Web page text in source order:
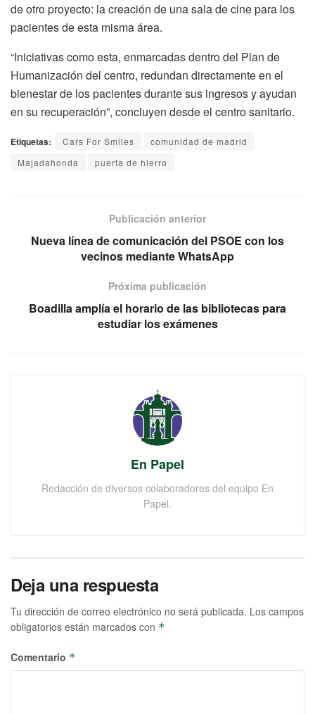
de otro proyecto: la creación de una sala de cine para los
pacientes de esta misma área.
“Iniciativas como esta, enmarcadas dentro del Plan de
Humanización del centro, redundan directamente en el
bienestar de los pacientes durante sus ingresos y ayudan
en su recuperación”, concluyen desde el centro sanitario.
Etiquetas: Cars For Smiles
comunidad de madrid
Majadahonda
puerta de hierro
Publicación anterior
Nueva línea de comunicación del PSOE con los
vecinos mediante WhatsApp
Próxima publicación
Boadilla amplía el horario de las bibliotecas para
estudiar los exámenes
En Papel
Redacción de diversos colaboradores del equipo En
Papel.
Deja una respuesta
Tu dirección de correo electrónico no será publicada. Los campos
obligatorios están marcados con *
Comentario *